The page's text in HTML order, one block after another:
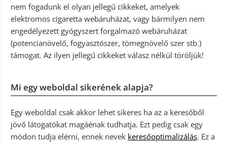
nem fogadunk el olyan jellegű cikkeket, amelyek
elektromos cigaretta webáruházat, vagy bármilyen nem
engedélyezett gyógyszert forgalmazó webáruházat
(potencianövelő, fogyasztószer, tömegnövelő szer stb.)
támogat. Az ilyen jellegű cikkeket válasz nélkül töröljük!
Mi egy weboldal sikerének alapja?
Egy weboldal csak akkor lehet sikeres ha az a keresőből
jövő látogatókat magáénak tudhatja. Ezt pedig csak egy
módon tudja elérni, ennek nevek keresőoptimalizálás. Ez a